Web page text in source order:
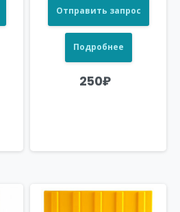
Отправить запрос
Подробнее
250₽